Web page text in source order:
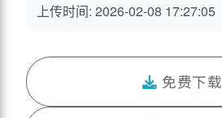
上传时间: 2026-02-08 17:27:05
免费下载